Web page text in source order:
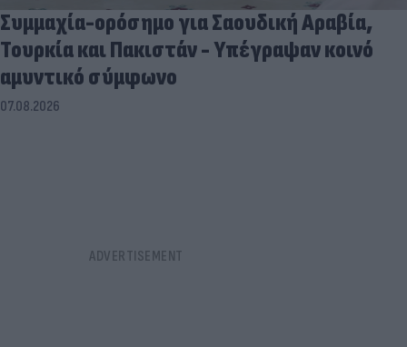
Συμμαχία-ορόσημο για Σαουδική Αραβία,
Τουρκία και Πακιστάν - Υπέγραψαν κοινό
αμυντικό σύμφωνο
07.08.2026